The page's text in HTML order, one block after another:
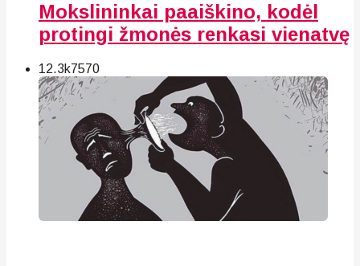
Mokslininkai paaiškino, kodėl
protingi žmonės renkasi vienatvę
12.3k7570